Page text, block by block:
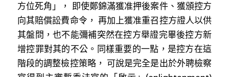
方位死角」， 即使鄭錦滿獲准押後案件、獲頒控方
向其賠償訟費命令， 再加上獲准重召控方證人以供
其盤問，也不能彌補突然在控方舉證完畢後控方新
增控罪對其的不公。同樣重要的一點，是控方在這
階段的調整檢控策略， 可說是完全是出於外聘檢察